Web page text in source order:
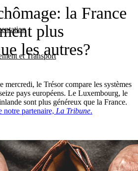
et Transport
la France
plus
les autres?
mercredi, le Trésor compare les systèmes
pays européens. Le Luxembourg, le
sont plus généreux que la France.
notre partenaire, La Tribune.